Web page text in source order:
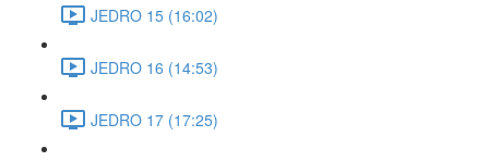
JEDRO 15 (16:02)
JEDRO 16 (14:53)
JEDRO 17 (17:25)